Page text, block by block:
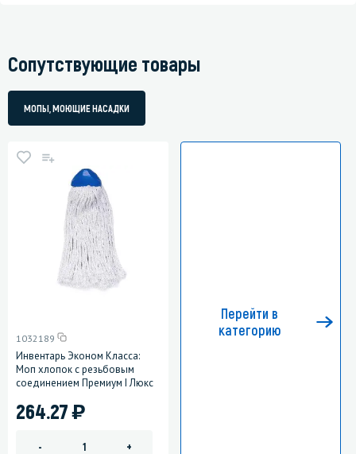
Сопутствующие товары
МОПЫ, МОЮЩИЕ НАСАДКИ
1032189
Инвентарь Эконом Класса:
Моп хлопок с резьбовым
соединением Премиум I Люкс
264.27)
- +
Перейти в
категорию